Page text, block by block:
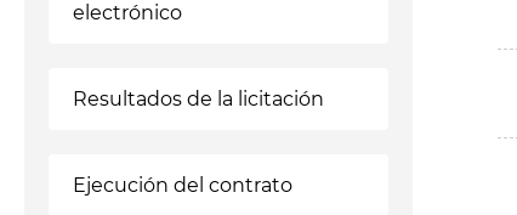
electrónico
Resultados de la licitación
Ejecución del contrato